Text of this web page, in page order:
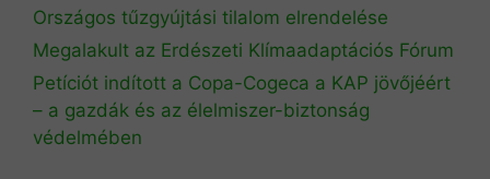
Országos tűzgyújtási tilalom elrendelése
Megalakult az Erdészeti Klímaadaptációs Fórum
Petíciót indított a Copa-Cogeca a KAP jövőjéért
– a gazdák és az élelmiszer-biztonság
védelmében